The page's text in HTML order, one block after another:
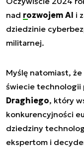
nad rozwojem AI i
dziedzinie
militarnej.
Myślę natomiast,
świecie technologii
Draghiego, który
konkurencyjności
dziedziny
ekspertom i